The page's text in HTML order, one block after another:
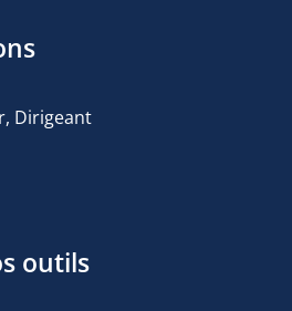
Dirigeant
outils